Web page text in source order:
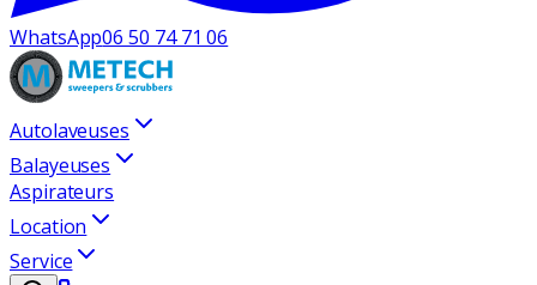
WhatsApp06 50 74 71 06
Autolaveuses
Balayeuses
Aspirateurs
Location
Service